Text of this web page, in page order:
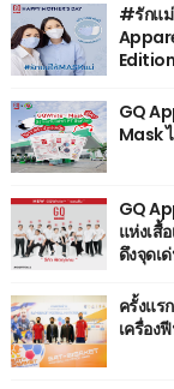
#รักแ
Edition
GQ
Mask
GQ
แห่งเสื้
ดึงจุดเ
ครั้งแร
เครื่อง